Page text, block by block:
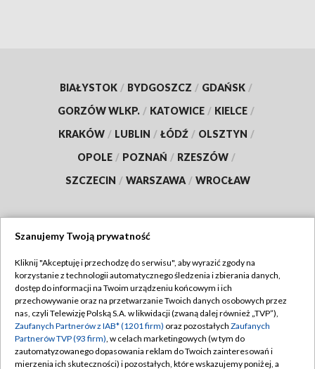
BIAŁYSTOK / BYDGOSZCZ / GDAŃSK /
GORZÓW WLKP. / KATOWICE / KIELCE /
KRAKÓW / LUBLIN / ŁÓDŹ / OLSZTYN /
OPOLE / POZNAŃ / RZESZÓW /
SZCZECIN / WARSZAWA / WROCŁAW
TVP
Abonament TVP
Emisja w TVP
Centrum informacji TVP
Regulamin TVP
Polityka prywatności
Moje zgody
Szanujemy Twoją prywatność
Kliknij "Akceptuję i przechodzę do serwisu", aby wyrazić zgody na
korzystanie z technologii automatycznego śledzenia i zbierania danych,
dostęp do informacji na Twoim urządzeniu końcowym i ich
przechowywanie oraz na przetwarzanie Twoich danych osobowych przez
nas, czyli Telewizję Polską S.A. w likwidacji (zwaną dalej również „TVP”),
Zaufanych Partnerów z IAB* (1201 firm) oraz pozostałych Zaufanych
Partnerów TVP (93 firm), w celach marketingowych (w tym do
zautomatyzowanego dopasowania reklam do Twoich zainteresowań i
mierzenia ich skuteczności) i pozostałych, które wskazujemy poniżej, a